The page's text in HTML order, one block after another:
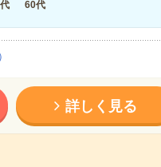
60代
詳しく見る